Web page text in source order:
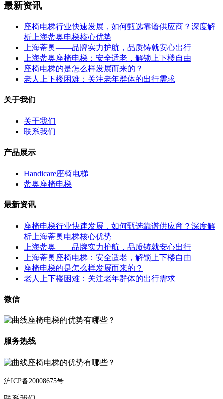
最新资讯
座椅电梯行业快速发展，如何甄选靠谱供应商？深度解
析上海蒂奥电梯核心优势
上海蒂奥——品牌实力护航，品质铸就安心出行
上海蒂奥座椅电梯：安全适老，解锁上下楼自由
座椅电梯的是怎么样发展而来的？
老人上下楼困难：关注老年群体的出行需求
关于我们
关于我们
联系我们
产品展示
Handicare座椅电梯
蒂奥座椅电梯
最新资讯
座椅电梯行业快速发展，如何甄选靠谱供应商？深度解
析上海蒂奥电梯核心优势
上海蒂奥——品牌实力护航，品质铸就安心出行
上海蒂奥座椅电梯：安全适老，解锁上下楼自由
座椅电梯的是怎么样发展而来的？
老人上下楼困难：关注老年群体的出行需求
微信
服务热线
沪ICP备20008675号